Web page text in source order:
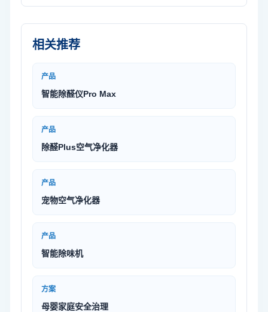
相关推荐
产品
智能除醛仪Pro Max
产品
除醛Plus空气净化器
产品
宠物空气净化器
产品
智能除味机
方案
母婴家庭安全治理